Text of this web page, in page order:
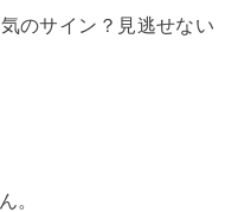
のサイン？見逃せない
。